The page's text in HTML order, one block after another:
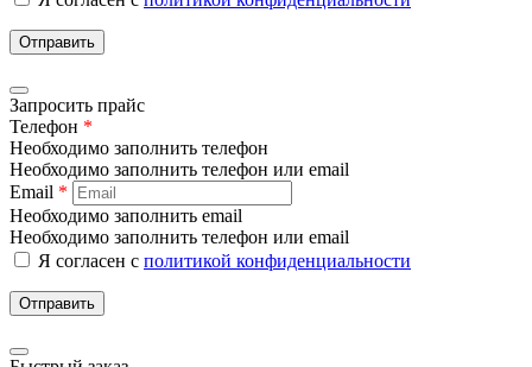
Отправить
Запросить прайс
Телефон *
Необходимо заполнить телефон
Необходимо заполнить телефон или email
Email *
Необходимо заполнить email
Необходимо заполнить телефон или email
Я согласен с политикой конфиденциальности
Отправить